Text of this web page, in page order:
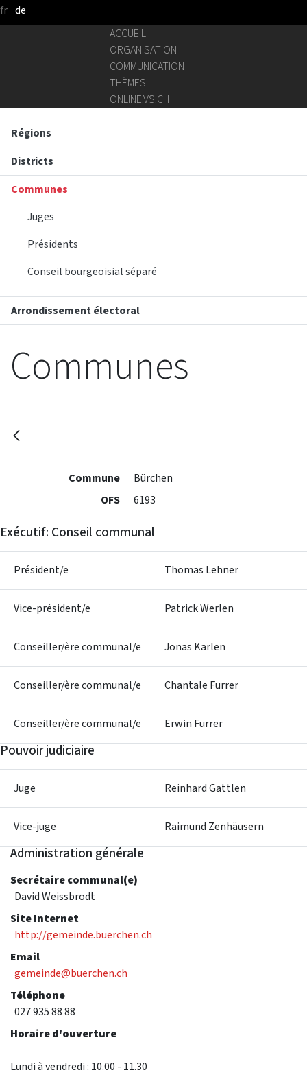
Saut au contenu principal
fr de
ACCUEIL
ORGANISATION
COMMUNICATION
THÈMES
ONLINE.VS.CH
Régions
Districts
Communes
Juges
Présidents
Conseil bourgeoisial séparé
Arrondissement électoral
Communes
Commune
Bürchen
OFS
6193
Exécutif: Conseil communal
Président/e Thomas Lehner
Vice-président/e Patrick Werlen
Conseiller/ère communal/e Jonas Karlen
Conseiller/ère communal/e Chantale Furrer
Conseiller/ère communal/e Erwin Furrer
Pouvoir judiciaire
Juge Reinhard Gattlen
Vice-juge Raimund Zenhäusern
Administration générale
Secrétaire communal(e)
David Weissbrodt
Site Internet
http://gemeinde.buerchen.ch
Email
gemeinde@buerchen.ch
Téléphone
027 935 88 88
Horaire d'ouverture
Lundi à vendredi : 10.00 - 11.30